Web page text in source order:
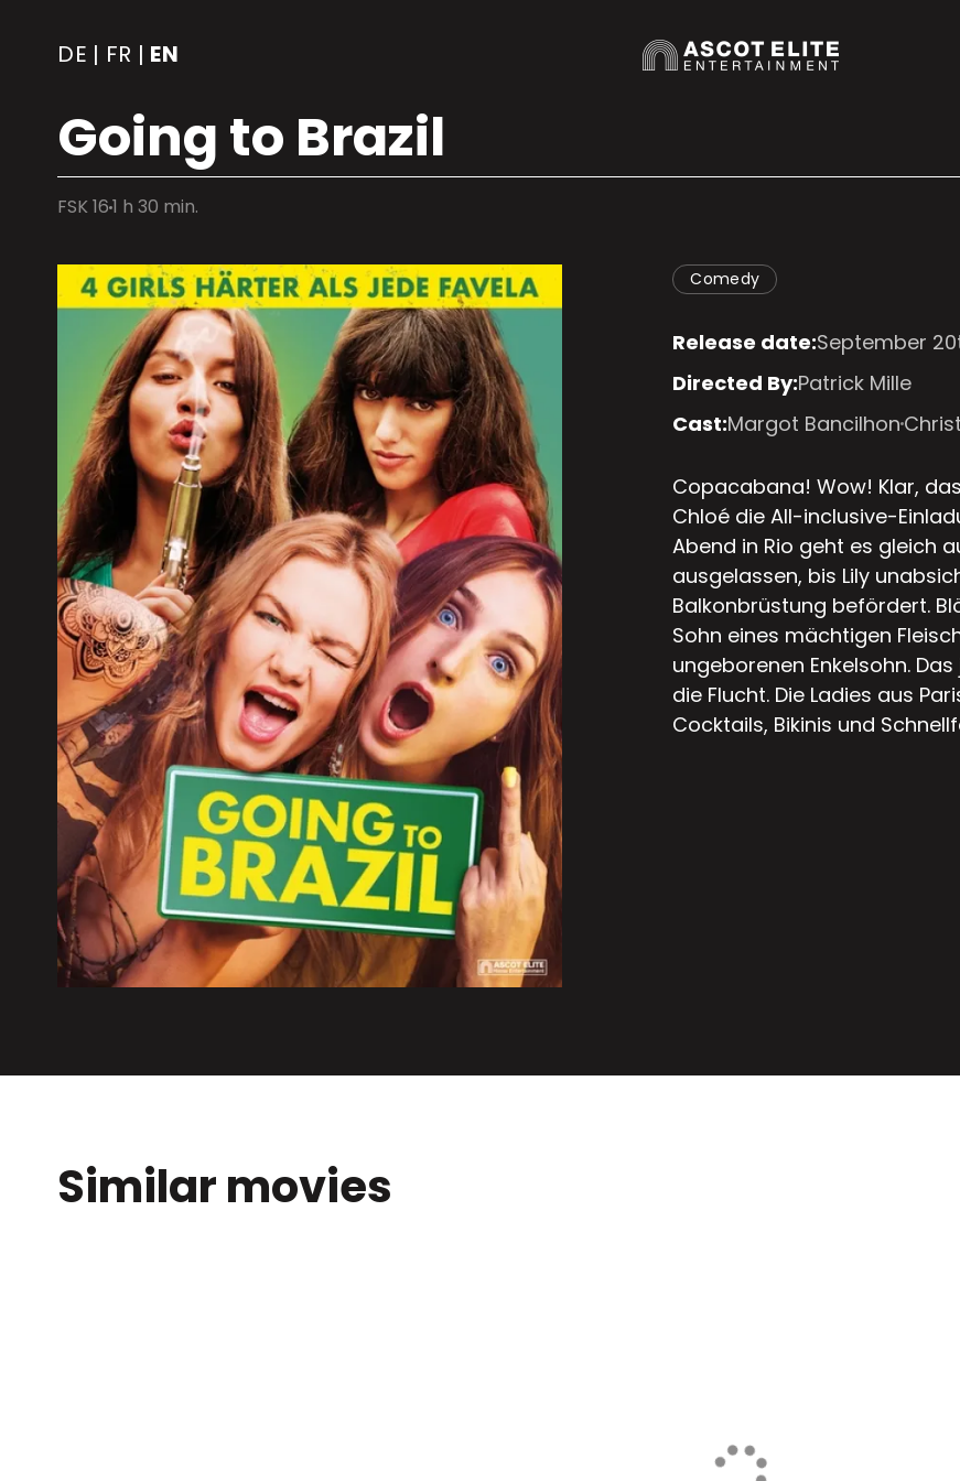
DE | FR | EN
Going to Brazil
FSK 161 h 30 min.
Comedy
Release date:September
Directed By:Patrick Mille
Cast:Margot Bancilhon
Copacabana! Wow! Klar,
Chloé die All-inclusive-
Abend in Rio geht es gleich
ausgelassen, bis Lily
Balkonbrüstung befördert.
Sohn eines mächtigen
ungeborenen Enkelsohn.
die Flucht. Die Ladies aus
Cocktails, Bikinis und
Similar movies